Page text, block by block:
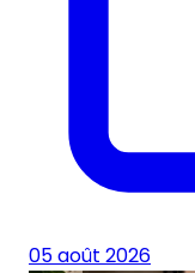
05 août 2026